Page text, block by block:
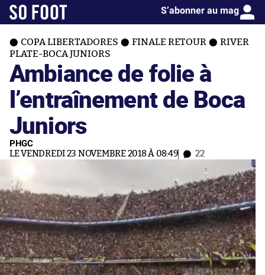
S’abonner au mag
COPA LIBERTADORES FINALE RETOUR
RIVER
PLATE-BOCA JUNIORS
Ambiance de folie à
l’entraînement de Boca
Juniors
PHGC
LE VENDREDI 23 NOVEMBRE 2018 À 08:49 22